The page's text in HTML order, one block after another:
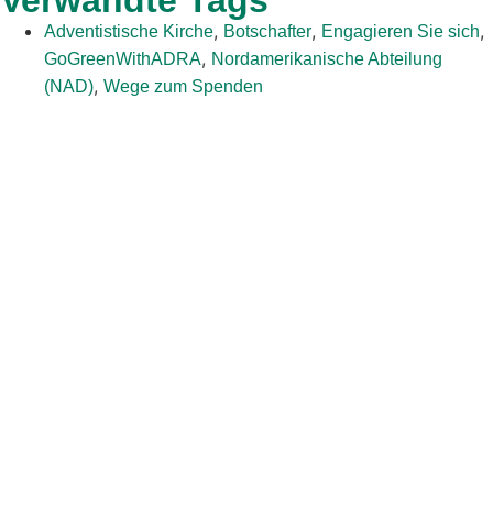
Adventistische Kirche, Botschafter, Engagieren Sie sich,
GoGreenWithADRA, Nordamerikanische Abteilung
(NAD), Wege zum Spenden